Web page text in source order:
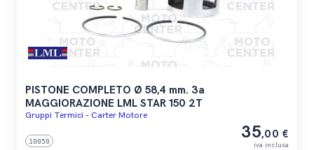
PISTONE COMPLETO Ø 58,4 mm. 3a
MAGGIORAZIONE LML STAR 150 2T
Gruppi Termici - Carter Motore
10050 35,00 €
iva inclusa